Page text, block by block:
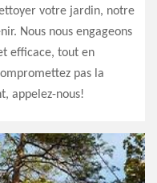
votre jardin, notre
Nous nous engageons
efficace, tout en
pas la
appelez-nous!